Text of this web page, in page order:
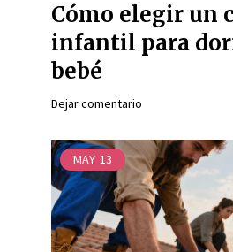
Cómo elegir un
infantil para
bebé
Dejar comentario
MAY 13